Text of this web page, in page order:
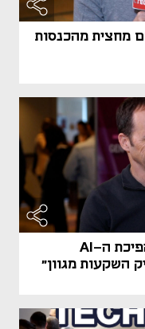
מחצית מהכנסות
"קוואלקום ונצ'רס מזהה את מהפיכת ה-AI
השקעות מגוון"